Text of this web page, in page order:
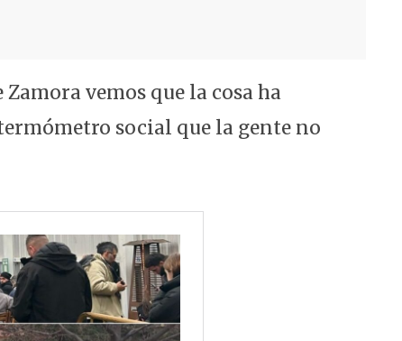
Zamora vemos que la cosa ha
social que la gente no